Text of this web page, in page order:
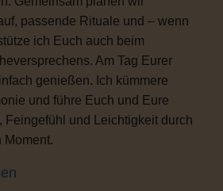
passende Rituale und – wenn
ich Euch auch beim
Am Tag Eurer
genießen. Ich kümmere
und führe Euch und Eure
Feingefühl und Leichtigkeit durch
Moment.